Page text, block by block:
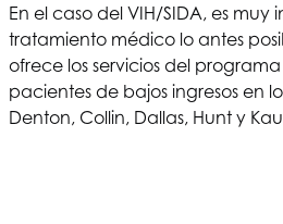
En el caso del VIH/SIDA, es
tratamiento médico lo antes
ofrece los servicios del
pacientes de bajos ingresos en
Denton, Collin, Dallas, Hunt y